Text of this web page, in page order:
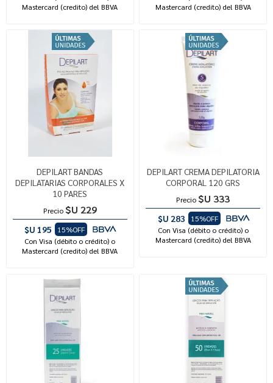
Mastercard (credito) del BBVA
Mastercard (credito) del BBVA
DEPILART BANDAS
DEPILATARIAS CORPORALES X
10 PARES
Precio $U 229
$U 195
15%OFF
Con Visa (débito o crédito) o
Mastercard (credito) del BBVA
DEPILART CREMA DEPILATORIA
CORPORAL 120 GRS
Precio $U 333
$U 283
15%OFF
Con Visa (débito o crédito) o
Mastercard (credito) del BBVA